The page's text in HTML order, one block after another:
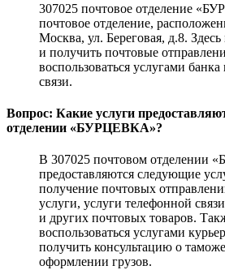
307025 почтовое отделение
почтовое отделение,
Москва, ул. Береговая, д.8.
и получить почтовые
воспользоваться услугами
связи.
Вопрос: Какие услуги
отделении «БУРЦЕВКА»?
В 307025 почтовом отделении
предоставляются следующие
получение почтовых
услуги, услуги телефонной
и других почтовых товаров.
воспользоваться услугами
получить консультацию о
оформлении грузов.